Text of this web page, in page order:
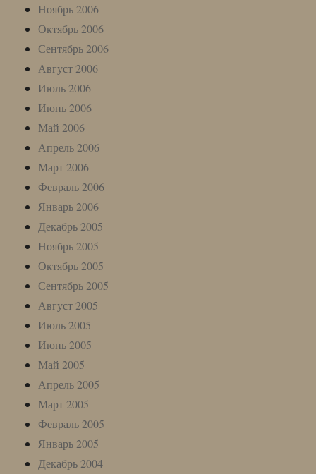
Ноябрь 2006
Октябрь 2006
Сентябрь 2006
Август 2006
Июль 2006
Июнь 2006
Май 2006
Апрель 2006
Март 2006
Февраль 2006
Январь 2006
Декабрь 2005
Ноябрь 2005
Октябрь 2005
Сентябрь 2005
Август 2005
Июль 2005
Июнь 2005
Май 2005
Апрель 2005
Март 2005
Февраль 2005
Январь 2005
Декабрь 2004